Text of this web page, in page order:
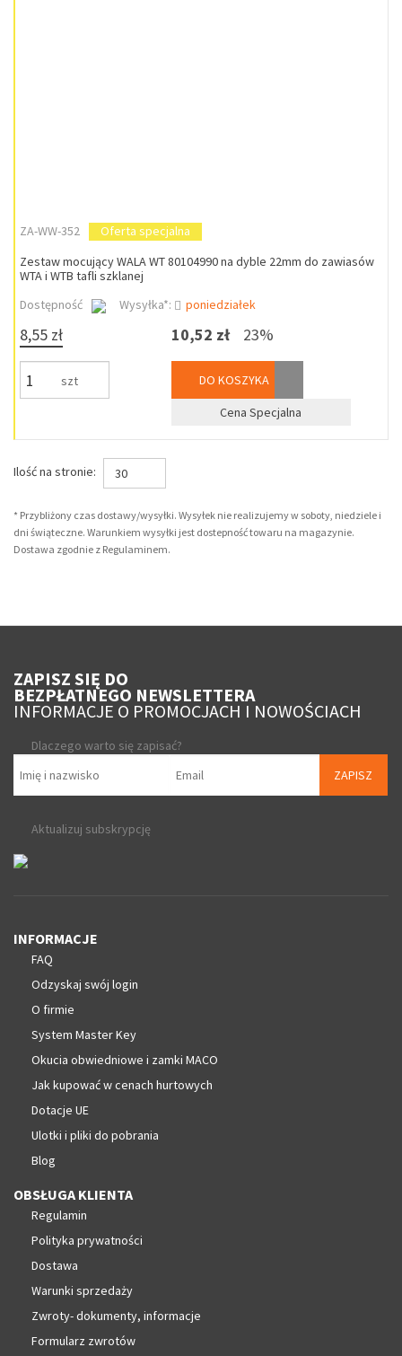
ZA-WW-352
Oferta specjalna
Zestaw mocujący WALA WT 80104990 na dyble 22mm do zawiasów
WTA i WTB tafli szklanej
Dostępność
Wysyłka*: poniedziałek
8,55 zł
szt
10,52 zł 23%
DO KOSZYKA
Cena Specjalna
Ilość na stronie: 30
* Przybliżony czas dostawy/wysyłki. Wysyłek nie realizujemy w soboty, niedziele i
dni świąteczne. Warunkiem wysyłki jest dostepność towaru na magazynie.
Dostawa zgodnie z Regulaminem.
ZAPISZ SIĘ DO
BEZPŁATNEGO NEWSLETTERA
INFORMACJE O PROMOCJACH I NOWOŚCIACH
Dlaczego warto się zapisać?
ZAPISZ
Aktualizuj subskrypcję
INFORMACJE
FAQ
Odzyskaj swój login
O firmie
System Master Key
Okucia obwiedniowe i zamki MACO
Jak kupować w cenach hurtowych
Dotacje UE
Ulotki i pliki do pobrania
Blog
OBSŁUGA KLIENTA
Regulamin
Polityka prywatności
Dostawa
Warunki sprzedaży
Zwroty- dokumenty, informacje
Formularz zwrotów